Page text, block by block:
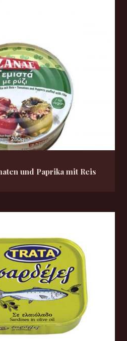
und Paprika mit Reis